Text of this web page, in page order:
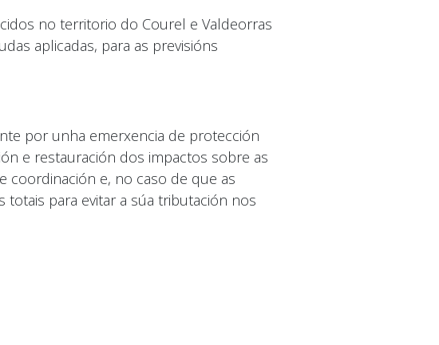
no territorio do Courel e Valdeorras
aplicadas, para as previsións
por unha emerxencia de protección
e restauración dos impactos sobre as
coordinación e, no caso de que as
para evitar a súa tributación nos